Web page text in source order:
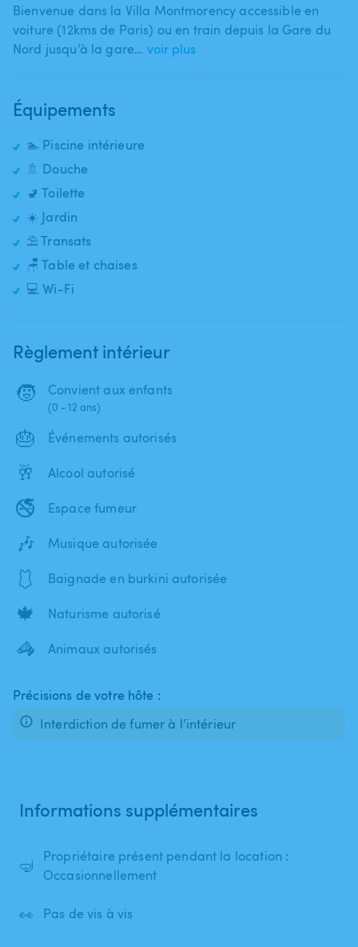
Bienvenue dans la Villa Montmorency accessible en
voiture (12kms de Paris) ou en train depuis la Gare du
Nord jusqu’à la gare… voir plus
Équipements
🏊 Piscine intérieure
🚿 Douche
🚽 Toilette
☀️ Jardin
⛱️ Transats
🪑 Table et chaises
💻 Wi-Fi
Règlement intérieur
🧒 Convient aux enfants
(0 - 12 ans)
🎂 Événements autorisés
🥂 Alcool autorisé
🚭 Espace fumeur
🎶 Musique autorisée
🩱 Baignade en burkini autorisée
🍁 Naturisme autorisé
🦓 Animaux autorisés
Précisions de votre hôte :
Interdiction de fumer à l’intérieur
Informations supplémentaires
🤿
Propriétaire présent pendant la location :
Occasionnellement
👀 Pas de vis à vis